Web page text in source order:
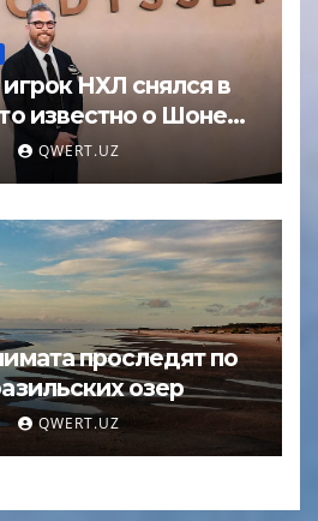
НХЛ снялся в
известно о Шоне
QWERT.UZ
проследят по
озер
QWERT.UZ